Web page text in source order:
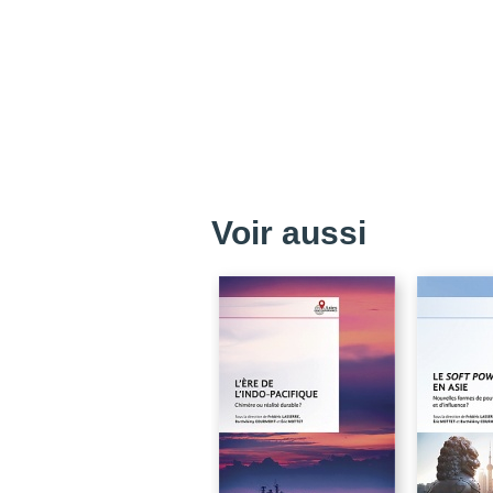
Voir aussi